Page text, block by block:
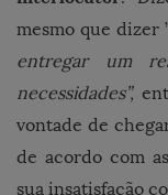
mesmo que dizer
entregar um
necessidades”,
vontade de
de acordo com
sua insatisfação